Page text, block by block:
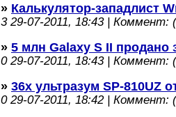
» Калькулятор-западлист
329-07-2011, 18:43 | Коммент:
» 5 млн Galaxy S II продано
029-07-2011, 18:43 | Коммент:
» 36х ультразум SP-810UZ
029-07-2011, 18:42 | Коммент: